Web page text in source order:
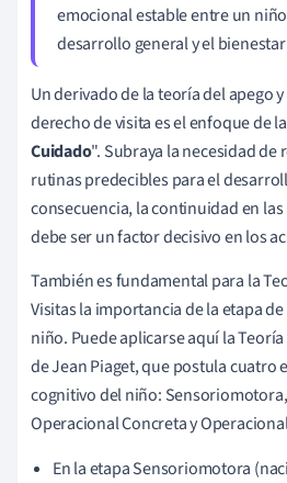
emocional estable entre un
desarrollo general y el
Un derivado de la teoría del apego
derecho de visita es el enfoque de la
Cuidado". Subraya la necesidad de
rutinas predecibles para el
consecuencia, la continuidad en
debe ser un factor decisivo en los
También es fundamental para la
Visitas la importancia de la etapa
niño. Puede aplicarse aquí la
de Jean Piaget, que postula cuatro
cognitivo del niño:
Operacional Concreta y
En la etapa Sensoriomotora